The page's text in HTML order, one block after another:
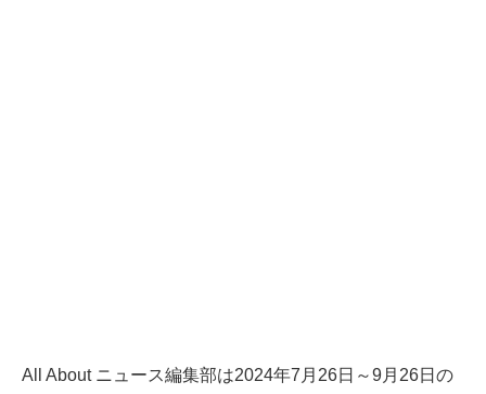
All About ニュース編集部は2024年7月26日～9月26日の